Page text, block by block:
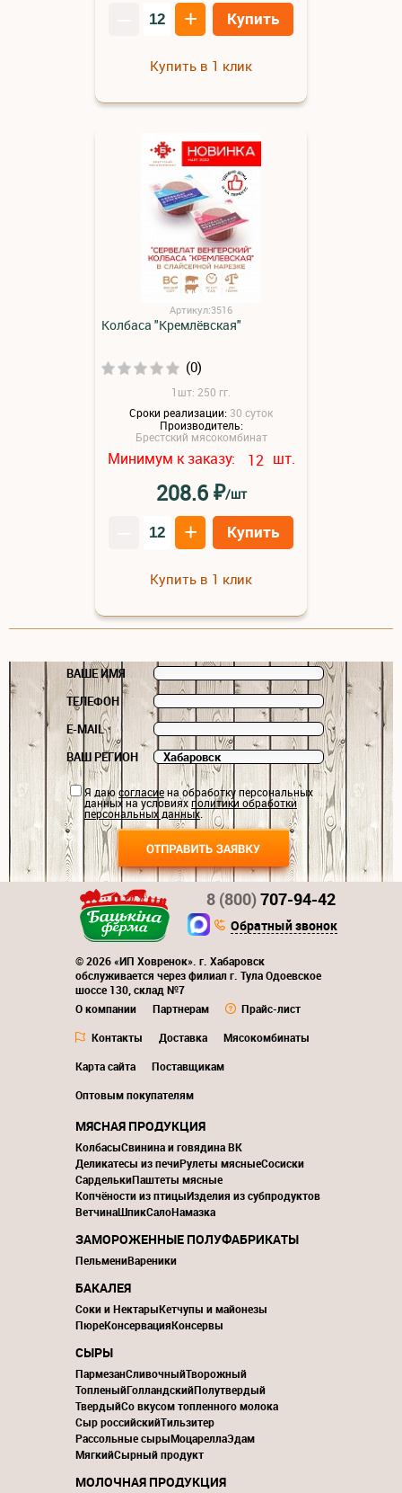
+ Купить
Купить в 1 клик
Артикул:3516
Колбаса "Кремлёвская"
(0)
1шт: 250 гг.
Сроки реализации: 30 суток
Производитель:
Брестский мясокомбинат
Минимум к заказу: 12 шт.
208.6₽/шт
+ Купить
Купить в 1 клик
ВАШЕ ИМЯ
ТЕЛЕФОН
E-MAIL
ВАШ РЕГИОН
Я даюсогласиена обработку персональных
данных на условияхполитики обработки
персональных данных.
© 2026 «ИП Ховренок». г. Хабаровск
обслуживается через филиал г. Тула Одоевское
шоссе 130, склад №7
О компании
Партнерам
Прайс-лист
Контакты
Доставка
Мясокомбинаты
Карта сайта
Поставщикам
Оптовым покупателям
8 (800)707-94-42
Обратный звонок
МЯСНАЯ ПРОДУКЦИЯ
КолбасыСвинина и говядина ВК
Деликатесы из печиРулеты мясныеСосиски
СарделькиПаштеты мясные
Копчёности из птицыИзделия из субпродуктов
ВетчинаШпикСалоНамазка
ЗАМОРОЖЕННЫЕ ПОЛУФАБРИКАТЫ
ПельмениВареники
БАКАЛЕЯ
Соки и НектарыКетчупы и майонезы
ПюреКонсервацияКонсервы
СЫРЫ
ПармезанСливочныйТворожный
ТопленыйГолландскийПолутвердый
ТвердыйСо вкусом топленного молока
Сыр российскийТильзитер
Рассольные сырыМоцареллаЭдам
МягкийСырный продукт
МОЛОЧНАЯ ПРОДУКЦИЯ